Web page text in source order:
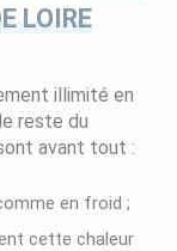
LOIRE
illimité en
reste du
avant tout :
en froid ;
cette chaleur